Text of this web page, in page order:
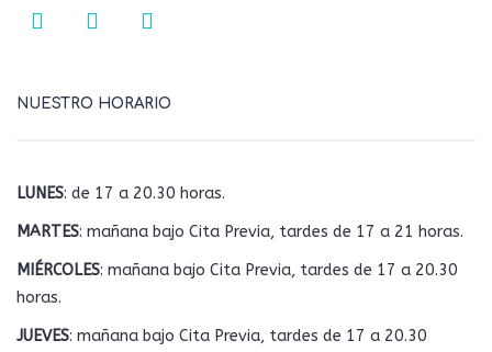
NUESTRO HORARIO
LUNES: de 17 a 20.30 horas.
MARTES: mañana bajo Cita Previa, tardes de 17 a 21 horas.
MIÉRCOLES: mañana bajo Cita Previa, tardes de 17 a 20.30
horas.
JUEVES: mañana bajo Cita Previa, tardes de 17 a 20.30